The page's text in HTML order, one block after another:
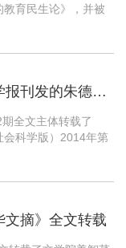
育民生论》，并被
《新华文摘》转载文科学报刊发的朱德发教授的论文
全文主体转载了
会科学版）2014年第
文摘》全文转载